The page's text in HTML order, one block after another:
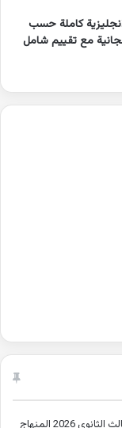
كاملة حسب
مع تقييم شامل
تحميل كتاب الامتحان في الكيمياء جزء الشرح للصف الثالث الثانوى 2026 المنهاج